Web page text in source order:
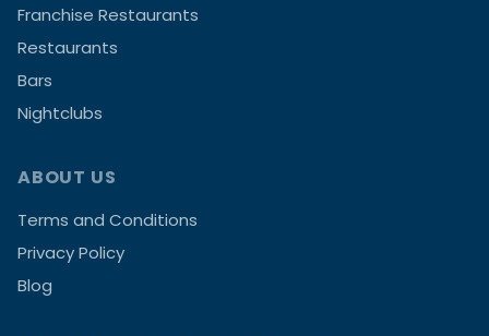
Franchise Restaurants
Restaurants
Bars
Nightclubs
ABOUT US
Terms and Conditions
Privacy Policy
Blog